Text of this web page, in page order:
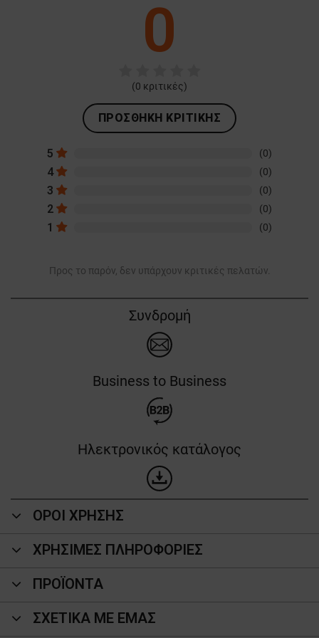
0
(0 κριτικές)
ΠΡΟΣΘΉΚΗ ΚΡΙΤΙΚΉΣ
5 (0)
4 (0)
3 (0)
2 (0)
1 (0)
Προς το παρόν, δεν υπάρχουν κριτικές πελατών.
Συνδρομή
Business to Business
Ηλεκτρονικός κατάλογος
ΟΡΟΙ ΧΡΗΣΗΣ
ΧΡΗΣΙΜΕΣ ΠΛΗΡΟΦΟΡΙΕΣ
ΠΡΟΪΌΝΤΑ
ΣΧΕΤΙΚΑ ΜΕ ΕΜΑΣ